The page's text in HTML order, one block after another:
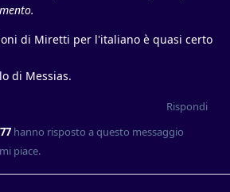
di Miretti per l'italiano è quasi certo
di Messias.
Rispondi
hanno risposto a questo messaggio
piace.